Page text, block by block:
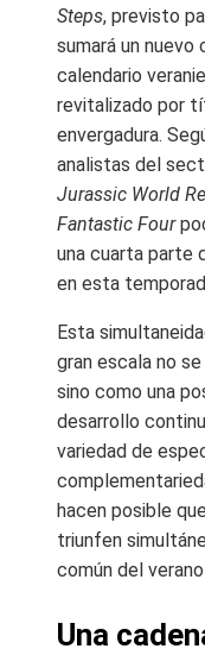
Steps, previsto
sumará un nuevo
calendario
revitalizado por
envergadura.
analistas del
Jurassic World
Fantastic Four
una cuarta parte
en esta
Esta
gran escala no
sino como una
desarrollo
variedad de
hacen posible
triunfen
común del
Una